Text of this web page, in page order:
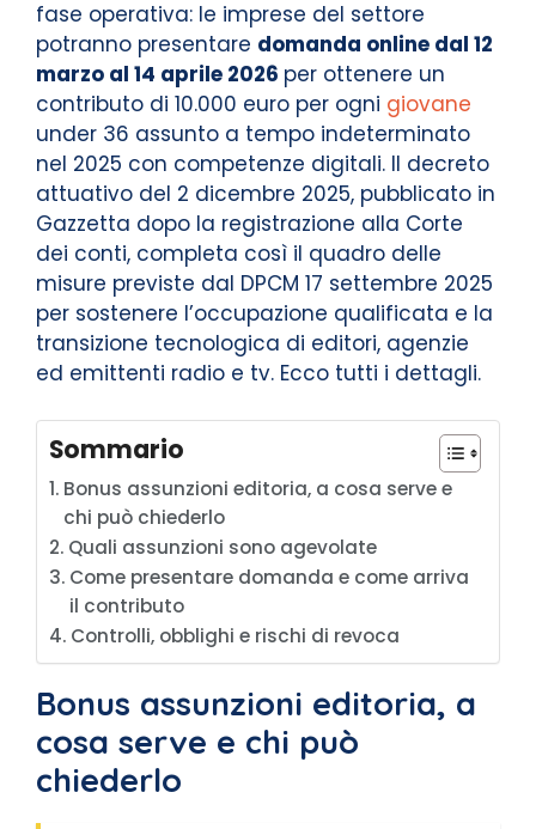
fase operativa: le imprese del settore
potranno presentare domanda online dal 12
marzo al 14 aprile 2026 per ottenere un
contributo di 10.000 euro per ogni giovane
under 36 assunto a tempo indeterminato
nel 2025 con competenze digitali. Il decreto
attuativo del 2 dicembre 2025, pubblicato in
Gazzetta dopo la registrazione alla Corte
dei conti, completa così il quadro delle
misure previste dal DPCM 17 settembre 2025
per sostenere l’occupazione qualificata e la
transizione tecnologica di editori, agenzie
ed emittenti radio e tv. Ecco tutti i dettagli.
Sommario
Bonus assunzioni editoria, a cosa serve e
chi può chiederlo
Quali assunzioni sono agevolate
Come presentare domanda e come arriva
il contributo
Controlli, obblighi e rischi di revoca
Bonus assunzioni editoria, a
cosa serve e chi può
chiederlo